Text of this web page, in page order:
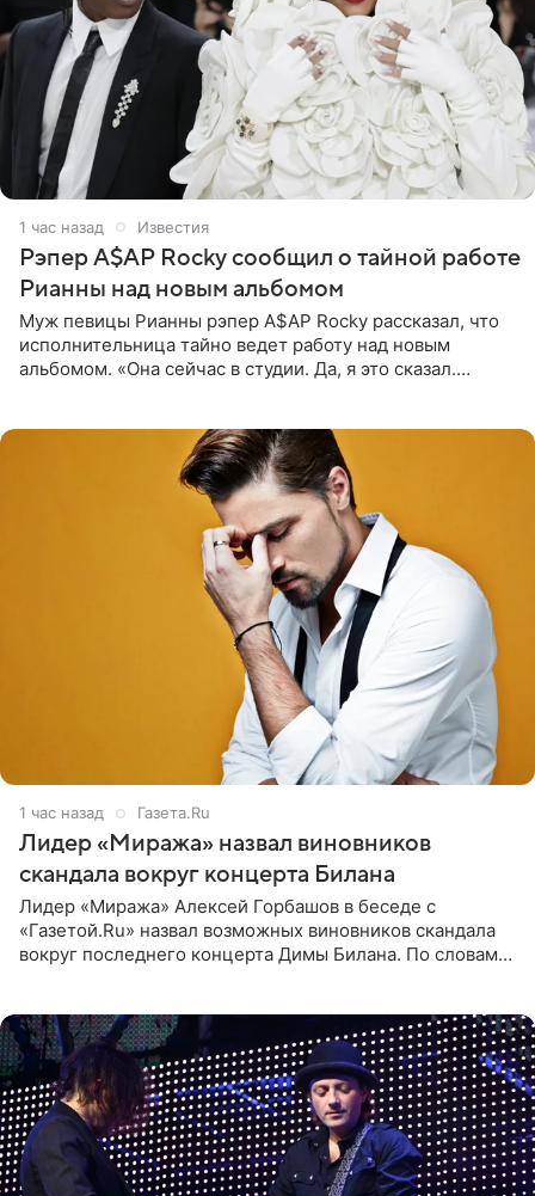
1 час назад Известия
Рэпер A$AP Rocky сообщил о тайной работе
Рианны над новым альбомом
Муж певицы Рианны рэпер A$AP Rocky рассказал, что
исполнительница тайно ведет работу над новым
альбомом. «Она сейчас в студии. Да, я это сказал.
1 час назад Газета.Ru
Лидер «Миража» назвал виновников
скандала вокруг концерта Билана
Лидер «Миража» Алексей Горбашов в беседе с
«Газетой.Ru» назвал возможных виновников скандала
вокруг последнего концерта Димы Билана. По словам